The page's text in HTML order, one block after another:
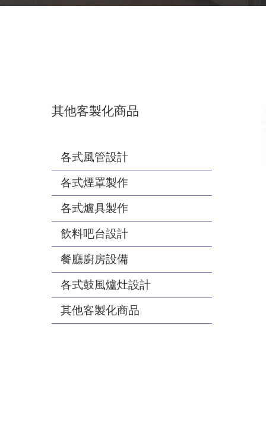
其他客製化商品
各式風管設計
各式煙罩製作
各式爐具製作
飲料吧台設計
餐廳廚房設備
各式鼓風爐灶設計
其他客製化商品